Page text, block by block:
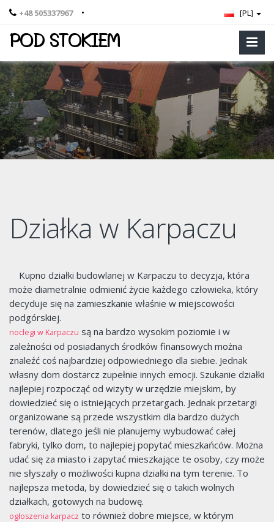
+48 505337967 • [PL]
POD STOKIEM
Działka w Karpaczu
Kupno działki budowlanej w Karpaczu to decyzja, która
może diametralnie odmienić życie każdego człowieka, który
decyduje się na zamieszkanie właśnie w miejscowości
podgórskiej.
noclegi w Karpaczu są na bardzo wysokim poziomie i w
zależności od posiadanych środków finansowych można
znaleźć coś najbardziej odpowiedniego dla siebie. Jednak
własny dom dostarcz zupełnie innych emocji. Szukanie działki
najlepiej rozpocząć od wizyty w urzędzie miejskim, by
dowiedzieć się o istniejących przetargach. Jednak przetargi
organizowane są przede wszystkim dla bardzo dużych
terenów, dlatego jeśli nie planujemy wybudować całej
fabryki, tylko dom, to najlepiej popytać mieszkańców. Można
udać się za miasto i zapytać mieszkające te osoby, czy może
nie słyszały o możliwości kupna działki na tym terenie. To
najlepsza metoda, by dowiedzieć się o takich wolnych
działkach, gotowych na budowę.
ogłoszenia karpacz to również dobre miejsce, w którym